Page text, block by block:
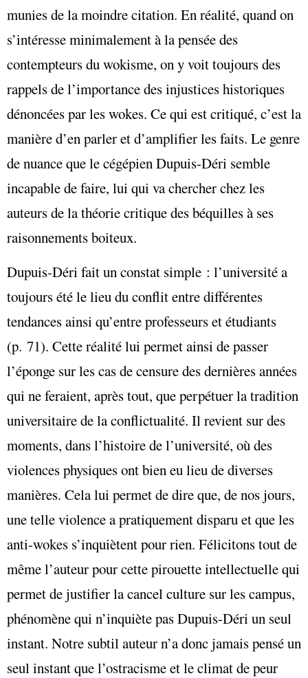
munies de la moindre citation. En réalité, quand on
s’intéresse minimalement à la pensée des
contempteurs du wokisme, on y voit toujours des
rappels de l’importance des injustices historiques
dénoncées par les wokes. Ce qui est critiqué, c’est la
manière d’en parler et d’amplifier les faits. Le genre
de nuance que le cégépien Dupuis-Déri semble
incapable de faire, lui qui va chercher chez les
auteurs de la théorie critique des béquilles à ses
raisonnements boiteux.
Dupuis-Déri fait un constat simple : l’université a
toujours été le lieu du conflit entre différentes
tendances ainsi qu’entre professeurs et étudiants
(p. 71). Cette réalité lui permet ainsi de passer
l’éponge sur les cas de censure des dernières années
qui ne feraient, après tout, que perpétuer la tradition
universitaire de la conflictualité. Il revient sur des
moments, dans l’histoire de l’université, où des
violences physiques ont bien eu lieu de diverses
manières. Cela lui permet de dire que, de nos jours,
une telle violence a pratiquement disparu et que les
anti-wokes s’inquiètent pour rien. Félicitons tout de
même l’auteur pour cette pirouette intellectuelle qui
permet de justifier la cancel culture sur les campus,
phénomène qui n’inquiète pas Dupuis-Déri un seul
instant. Notre subtil auteur n’a donc jamais pensé un
seul instant que l’ostracisme et le climat de peur